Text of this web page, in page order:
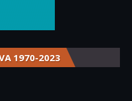
1970-2023